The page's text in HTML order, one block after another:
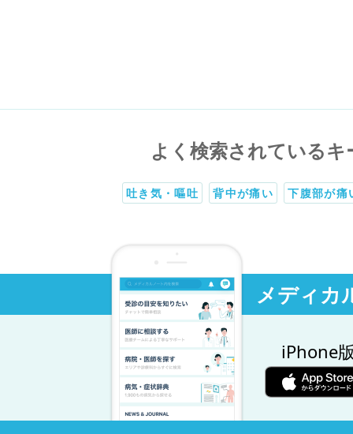
よく検索されているキ
吐き気・嘔吐 背中が痛い 下腹部が痛
メディカ
iPhone